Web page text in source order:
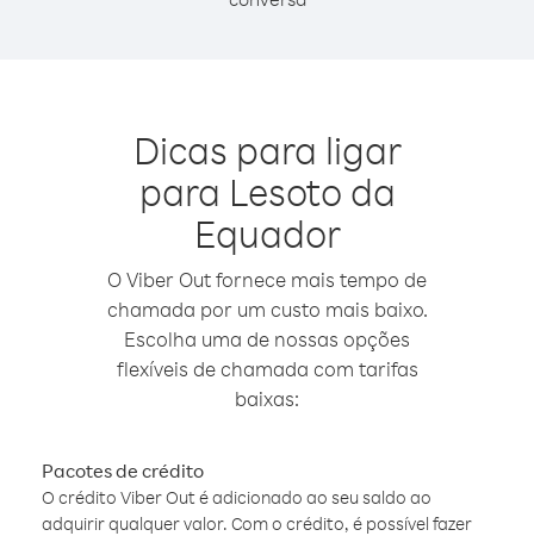
Dicas para ligar
para Lesoto da
Equador
O Viber Out fornece mais tempo de
chamada por um custo mais baixo.
Escolha uma de nossas opções
flexíveis de chamada com tarifas
baixas:
Pacotes de crédito
O crédito Viber Out é adicionado ao seu saldo ao
adquirir qualquer valor. Com o crédito, é possível fazer